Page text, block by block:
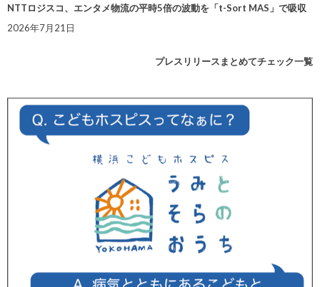
NTTロジスコ、エンタメ物流の平時5倍の波動を「t-Sort MAS」で吸収
2026年7月21日
プレスリリースまとめてチェック一覧